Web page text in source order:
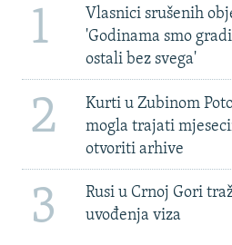
1
Vlasnici srušenih
'Godinama smo
ostali bez svega'
2
Kurti u Zubinom
mogla trajati
otvoriti arhive
3
Rusi u Crnoj Gori
uvođenja viza